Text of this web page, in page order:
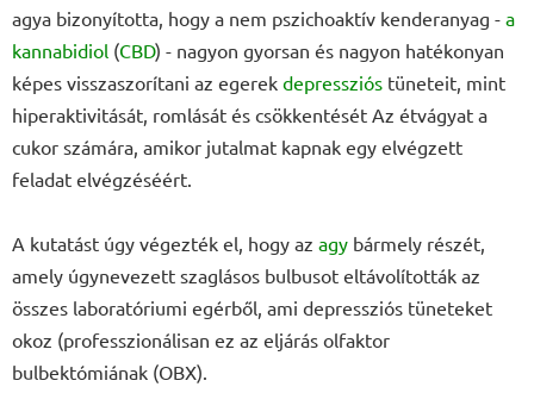
agya bizonyította, hogy a nem pszichoaktív kenderanyag - a
kannabidiol (CBD) - nagyon gyorsan és nagyon hatékonyan
képes visszaszorítani az egerek depressziós tüneteit, mint
hiperaktivitását, romlását és csökkentését Az étvágyat a
cukor számára, amikor jutalmat kapnak egy elvégzett
feladat elvégzéséért.
A kutatást úgy végezték el, hogy az agy bármely részét,
amely úgynevezett szaglásos bulbusot eltávolították az
összes laboratóriumi egérből, ami depressziós tüneteket
okoz (professzionálisan ez az eljárás olfaktor
bulbektómiának (OBX).